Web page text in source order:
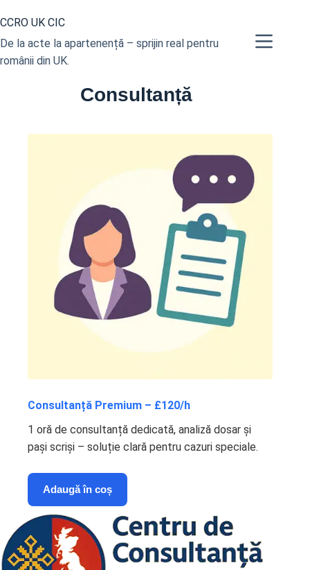
la
conținut
CCRO UK CIC
De la acte la apartenență – sprijin real pentru
românii din UK.
Consultanță
Consultanță Premium – £120/h
1 oră de consultanță dedicată, analiză dosar și
pași scriși – soluție clară pentru cazuri speciale.
Adaugă în coș